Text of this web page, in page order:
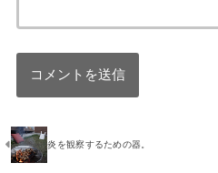
炎を観察するための器。